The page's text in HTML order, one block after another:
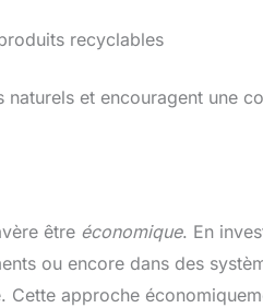
recyclables
et encouragent une
être économique. En
ou encore dans des
approche